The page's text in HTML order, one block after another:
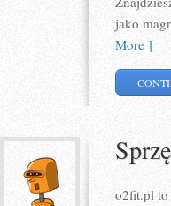
jako
More ]
o2fit.pl to